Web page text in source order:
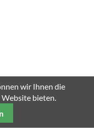
wir Ihnen die
bieten.